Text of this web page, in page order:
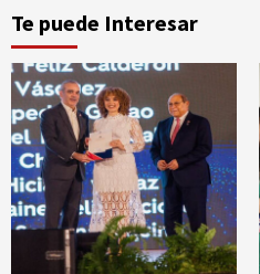
Te puede Interesar